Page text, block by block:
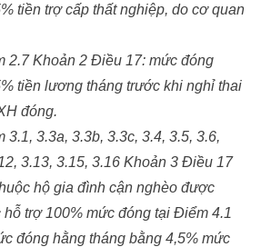
tiền trợ cấp thất nghiệp, do cơ quan
2.7 Khoản 2 Điều 17: mức đóng
tiền lương tháng trước khi nghỉ thai
đóng.
3.3a, 3.3b, 3.3c, 3.4, 3.5, 3.6,
3.13, 3.15, 3.16 Khoản 3 Điều 17
hộ gia đình cận nghèo được
trợ 100% mức đóng tại Điểm 4.1
đóng hằng tháng bằng 4,5% mức